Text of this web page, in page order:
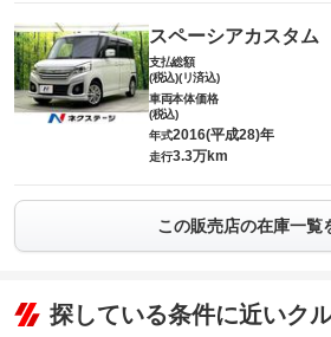
スペーシアカスタム
支払総額
(税込)(リ済込)
車両本体価格
(税込)
年式2016(平成28)年
走行3.3万km
この販売店の在庫一覧
探している条件に近いク